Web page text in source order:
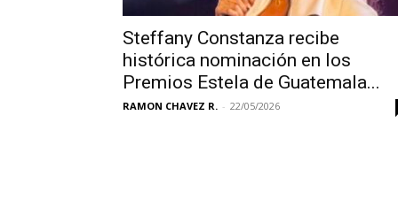
Steffany Constanza recibe
histórica nominación en los
Premios Estela de Guatemala...
RAMON CHAVEZ R. - 22/05/2026